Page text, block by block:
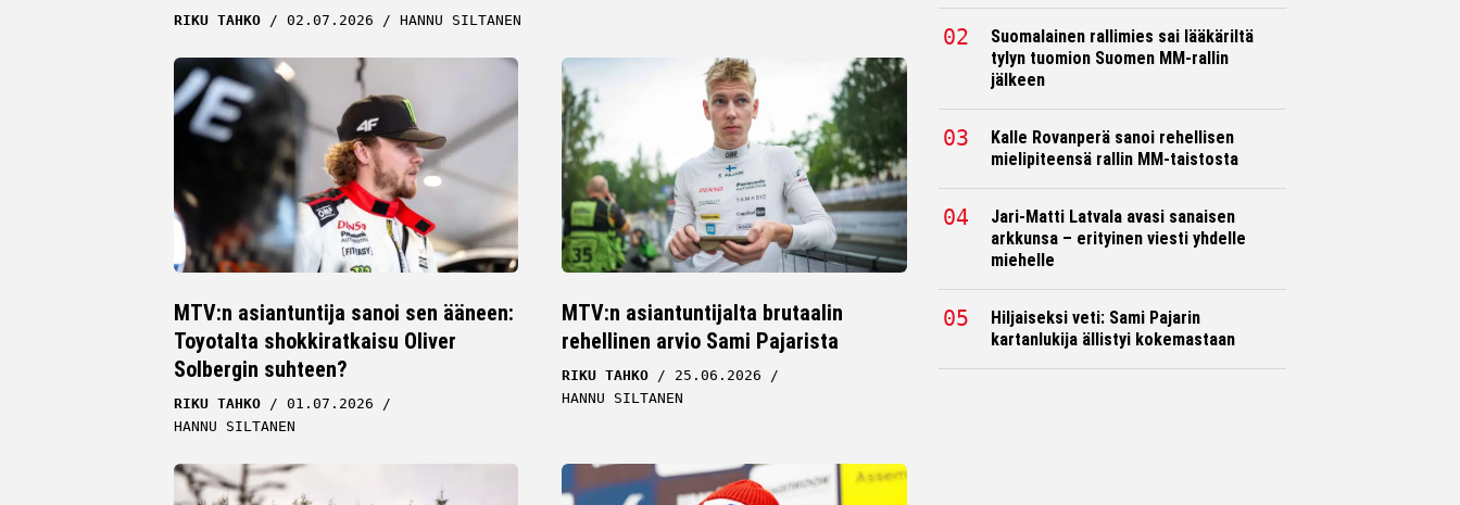
RIKU TAHKO 02.07.2026 HANNU SILTANEN
MTV:n asiantuntija sanoi sen ääneen:
Toyotalta shokkiratkaisu Oliver
Solbergin suhteen?
RIKU TAHKO
01.07.2026
HANNU SILTANEN
MTV:n asiantuntijalta brutaalin
rehellinen arvio Sami Pajarista
RIKU TAHKO
25.06.2026
HANNU SILTANEN
Suomalainen rallimies sai lääkäriltä
tylyn tuomion Suomen MM-rallin
jälkeen
Kalle Rovanperä sanoi rehellisen
mielipiteensä rallin MM-taistosta
Jari-Matti Latvala avasi sanaisen
arkkunsa – erityinen viesti yhdelle
miehelle
Hiljaiseksi veti: Sami Pajarin
kartanlukija ällistyi kokemastaan